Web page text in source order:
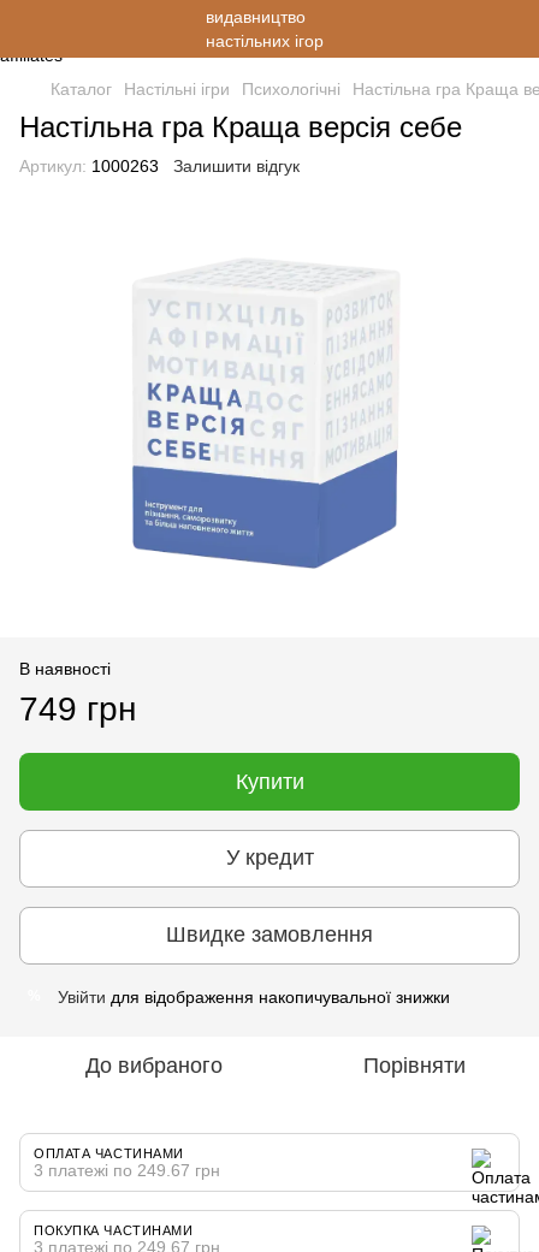
Каталог Настільні ігри Психологічні Настільна гра Краща
Настільна гра Краща версія себе
Артикул: 1000263 Залишити відгук
В наявності
749 грн
Купити
У кредит
Швидке замовлення
Увійти для відображення накопичувальної знижки
До вибраного Порівняти
ОПЛАТА ЧАСТИНАМИ
3 платежі по 249.67 грн
ПОКУПКА ЧАСТИНАМИ
3 платежі по 249.67 грн